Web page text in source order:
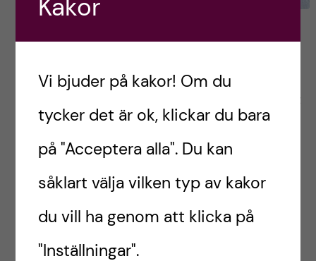
Bucketlist under mitt
Nu har vi äntligen signerat kontrakt och betalat
deposition för lägenheten i Oslo! Wiho! Jag,
Caroline och Jesper kommer att bo i en trea
[…]
Postad avIda, Norge
Kakor
Vi bjuder på kakor! Om du
tycker det är ok, klickar du bara
på "Acceptera alla". Du kan
såklart välja vilken typ av kakor
du vill ha genom att klicka på
"Inställningar".